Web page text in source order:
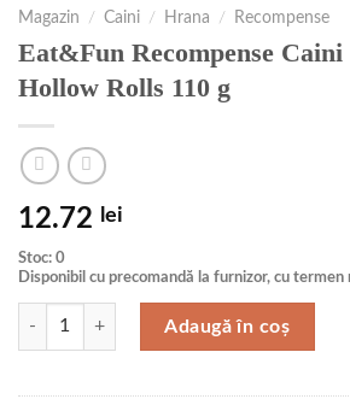
Magazin / Caini / Hrana / Recompense
Eat&Fun Recompense
Hollow Rolls 110 g
12.72 lei
Stoc: 0
Disponibil cu precomandă la furnizor, cu
Cantitate Eat&Fun Recompense Caini
Adaugă în coș